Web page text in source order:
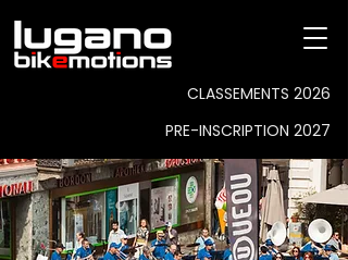
CLASSEMENTS 2026
PRE-INSCRIPTION 2027